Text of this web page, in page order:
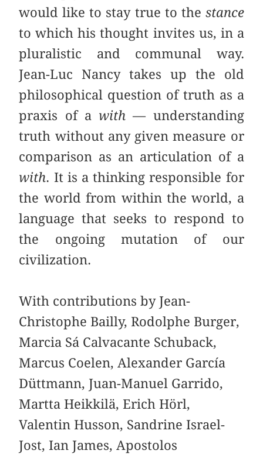
would like to stay true to the stance
to which his thought invites us, in a
pluralistic and communal way.
Jean-Luc Nancy takes up the old
philosophical question of truth as a
praxis of a with— understanding
truth without any given measure or
comparison as an articulation of a
with. It is a thinking responsible for
the world from within the world, a
language that seeks to respond to
the ongoing mutation of our
civilization.
With contributions by Jean-
Christophe Bailly, Rodolphe Burger,
Marcia Sá Calvacante Schuback,
Marcus Coelen, Alexander García
Düttmann, Juan-Manuel Garrido,
Martta Heikkilä, Erich Hörl,
Valentin Husson, Sandrine Israel-
Jost, Ian James, Apostolos